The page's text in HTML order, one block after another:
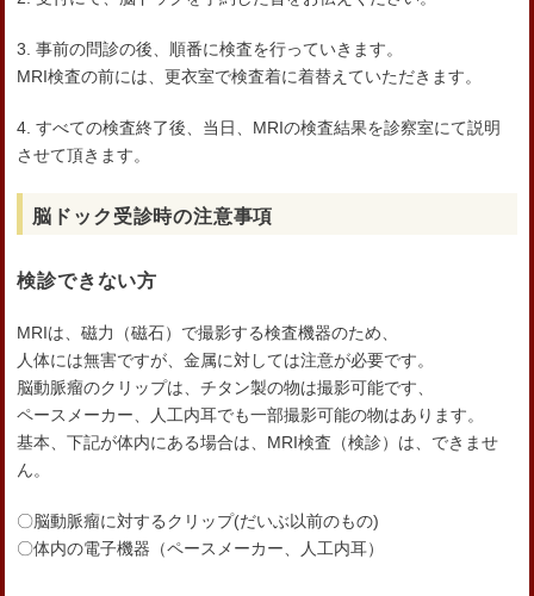
3. 事前の問診の後、順番に検査を行っていきます。
MRI検査の前には、更衣室で検査着に着替えていただきます。
4. すべての検査終了後、当日、MRIの検査結果を診察室にて説明
させて頂きます。
脳ドック受診時の注意事項
検診できない方
MRIは、磁力（磁石）で撮影する検査機器のため、
人体には無害ですが、金属に対しては注意が必要です。
脳動脈瘤のクリップは、チタン製の物は撮影可能です、
ペースメーカー、人工内耳でも一部撮影可能の物はあります。
基本、下記が体内にある場合は、MRI検査（検診）は、できませ
ん。
〇脳動脈瘤に対するクリップ(だいぶ以前のもの)
〇体内の電子機器（ペースメーカー、人工内耳）